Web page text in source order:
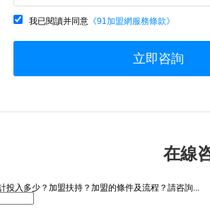
我已閱讀并同意 《91加盟網服務條款》
立即咨詢
在線
投入多少？加盟扶持？加盟的條件及流程？請咨詢...